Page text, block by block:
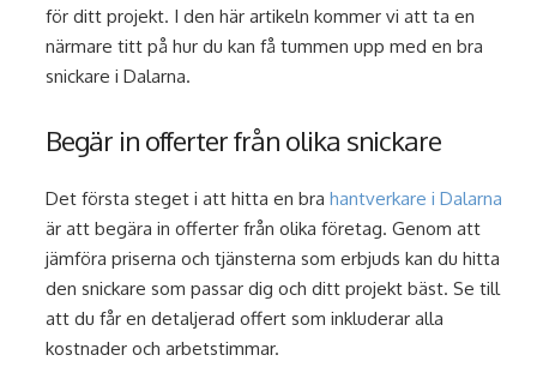
för ditt projekt. I den här artikeln kommer vi att ta en
närmare titt på hur du kan få tummen upp med en bra
snickare i Dalarna.
Begär in offerter från olika snickare
Det första steget i att hitta en brahantverkare i Dalarna
är att begära in offerter från olika företag. Genom att
jämföra priserna och tjänsterna som erbjuds kan du hitta
den snickare som passar dig och ditt projekt bäst. Se till
att du får en detaljerad offert som inkluderar alla
kostnader och arbetstimmar.